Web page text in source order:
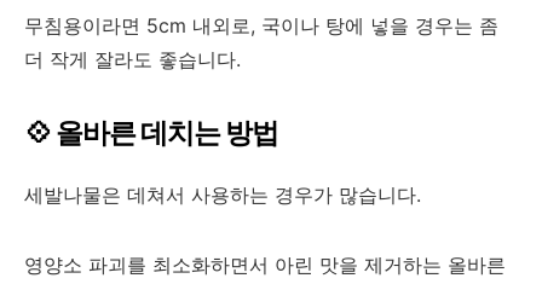
무침용이라면 5cm 내외로, 국이나 탕에 넣을 경우는 좀
더 작게 잘라도 좋습니다.
💠 올바른 데치는 방법
세발나물은 데쳐서 사용하는 경우가 많습니다.
영양소 파괴를 최소화하면서 아린 맛을 제거하는 올바른